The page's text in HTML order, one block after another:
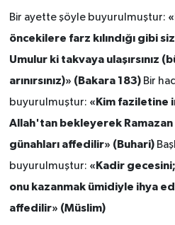
Bir ayette şöyle buyurulmuştur:
öncekilere farz kılındığı gibi
Umulur ki takvaya ulaşırsınız
arınırsınız)» (Bakara 183)Bir
buyurulmuştur: «Kim faziletine
Allah'tan bekleyerek
günahları affedilir» (Buhari)
buyurulmuştur: «Kadir
onu kazanmak ümidiyle ihya
affedilir» (Müslim)